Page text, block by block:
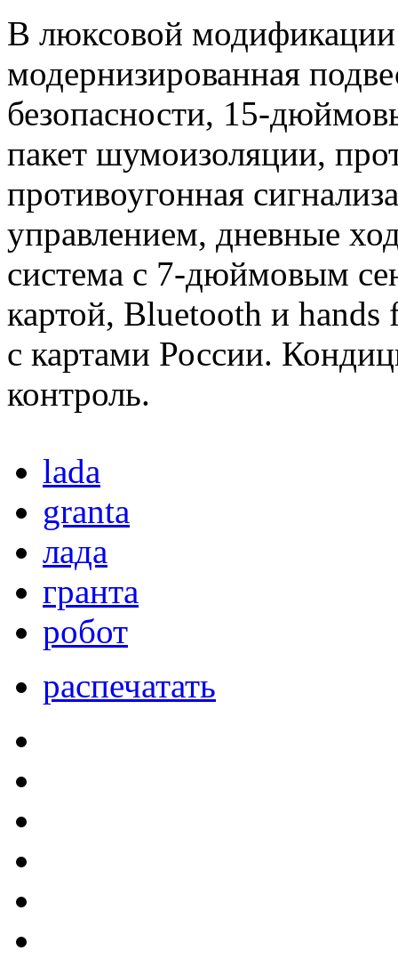
В люксовой
модернизированная
безопасности, 15-
пакет шумоизоляции,
противоугонная
управлением, дневные
система с 7-дюймовым
картой, Bluetooth и hands
с картами России.
контроль.
lada
granta
лада
гранта
робот
распечатать